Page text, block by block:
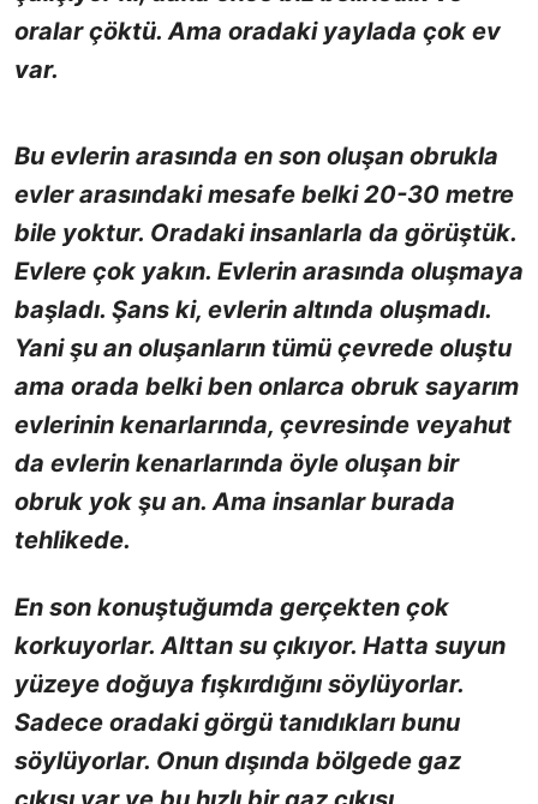
oralar çöktü. Ama oradaki yaylada çok ev
var.
Bu evlerin arasında en son oluşan obrukla
evler arasındaki mesafe belki 20-30 metre
bile yoktur. Oradaki insanlarla da görüştük.
Evlere çok yakın. Evlerin arasında oluşmaya
başladı. Şans ki, evlerin altında oluşmadı.
Yani şu an oluşanların tümü çevrede oluştu
ama orada belki ben onlarca obruk sayarım
evlerinin kenarlarında, çevresinde veyahut
da evlerin kenarlarında öyle oluşan bir
obruk yok şu an. Ama insanlar burada
tehlikede.
En son konuştuğumda gerçekten çok
korkuyorlar. Alttan su çıkıyor. Hatta suyun
yüzeye doğuya fışkırdığını söylüyorlar.
Sadece oradaki görgü tanıdıkları bunu
söylüyorlar. Onun dışında bölgede gaz